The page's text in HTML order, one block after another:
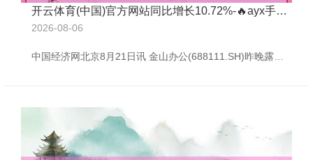
开云体育(中国)官方网站同比增长10.72%-🔥ayx手机版登录(综合)官方网站入口/网页版/安卓/电脑版
2026-08-06
中国经济网北京8月21日讯 金山办公(688111.SH)昨晚露馅的2025年半年度讲演露馅，公司上半年终了生意收入26.57亿元，同比增长10.12%；包摄于上市公司鼓舞的净利润7.47亿元，同比增长3.57%；包摄于上市公司鼓舞的扣除非每每性损益的净利润7.27亿元，同比增长5.77%；目的看成产生的现款流量净额7.38亿元，同比增长17.51%。 上半年，金山办公加权平均净资产收益率为6.35%，同比减少0.68个百分点；扣除非每每性损益后的加权平均净资产收益率6.18%，同比减少0.5